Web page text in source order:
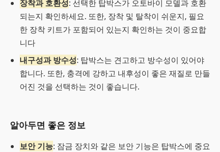
장착과 호환성: 선택한 탑박스가 오토바이 모델과 호환
되는지 확인하세요. 또한, 장착 및 탈착이 쉬운지, 필요
한 장착 키트가 포함되어 있는지 확인하는 것이 중요합
니다
내구성과 방수성: 탑박스는 견고하고 방수성이 있어야
합니다. 또한, 충격에 강하고 내후성이 좋은 재질로 만들
어진 것을 선택하는 것이 좋습니다.
알아두면 좋은 정보
보안 기능: 잠금 장치와 같은 보안 기능은 탑박스에 중요